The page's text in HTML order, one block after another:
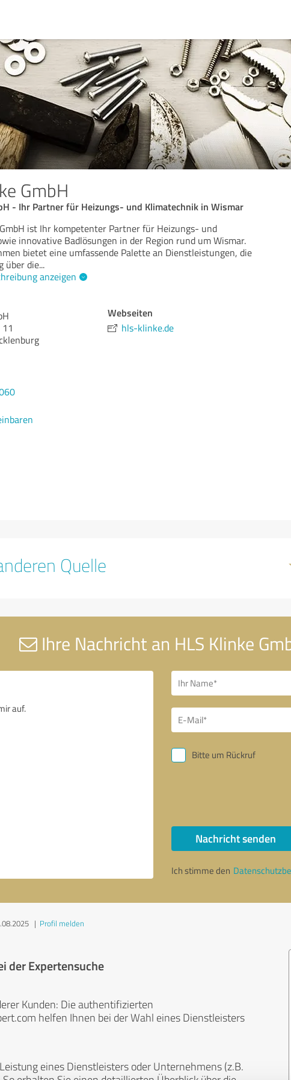
GmbH
- Ihr Partner für Heizungs- und Klimatechnik in Wismar
ist Ihr kompetenter Partner für Heizungs- und
innovative Badlösungen in der Region rund um Wismar.
bietet eine umfassende Palette an Dienstleistungen, die
über die...
anzeigen
Webseiten
hls-klinke.de
Quelle
Ihre Nachricht an HLS Klinke
Bitte um Rückruf
Nachricht senden
Ich stimme den
| Profil melden
der Expertensuche
Kunden: Die authentifizierten
helfen Ihnen bei der Wahl eines Dienstleisters
eines Dienstleisters oder Unternehmens (z.B.